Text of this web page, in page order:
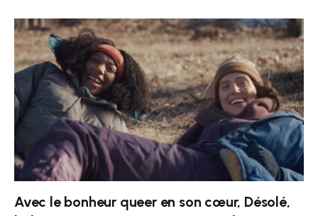
Avec le bonheur queer en son cœur, Désolé,